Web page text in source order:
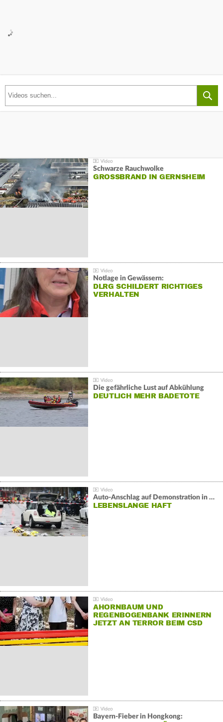
Schwarze Rauchwolke
GROSSBRAND IN GERNSHEIM
Notlage in Gewässern:
DLRG SCHILDERT RICHTIGES
VERHALTEN
Die gefährliche Lust auf Abkühlung
DEUTLICH MEHR BADETOTE
Auto-Anschlag auf Demonstration in München:
LEBENSLANGE HAFT
AHORNBAUM UND
REGENBOGENBANK ERINNERN
JETZT AN TERROR BEIM CSD
Bayern-Fieber in Hongkong: